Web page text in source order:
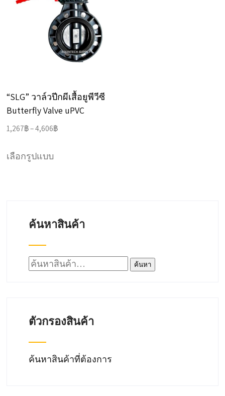
“SLG” วาล์วปีกผีเสื้อยูพีวีซี
Butterfly Valve uPVC
1,267฿–4,606฿Price
เลือกรูปแบบ
The
may
the
page
ค้นหาสินค้า
ค้นหา: ค้นหา
ตัวกรองสินค้า
ค้นหาสินค้าที่ต้องการ